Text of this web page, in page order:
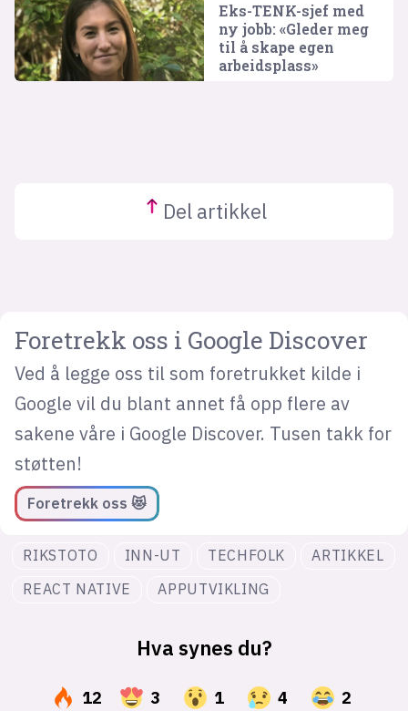
Eks-TENK-sjef med
ny jobb: «Gleder meg
til å skape egen
arbeidsplass»
Del artikkel
Foretrekk oss i Google Discover
Ved å legge oss til som foretrukket kilde i
Google vil du blant annet få opp flere av
sakene våre i Google Discover. Tusen takk for
støtten!
Foretrekk oss 😻
RIKSTOTO INN-UT TECHFOLK
ARTIKKEL
REACT NATIVE
APPUTVIKLING